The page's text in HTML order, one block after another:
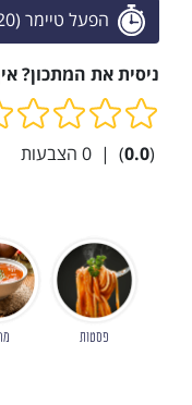
הפעל טיימר (20 דקות)
ניסית את המתכון?
(
0.0
)
|
0 הצבעות
פסטות